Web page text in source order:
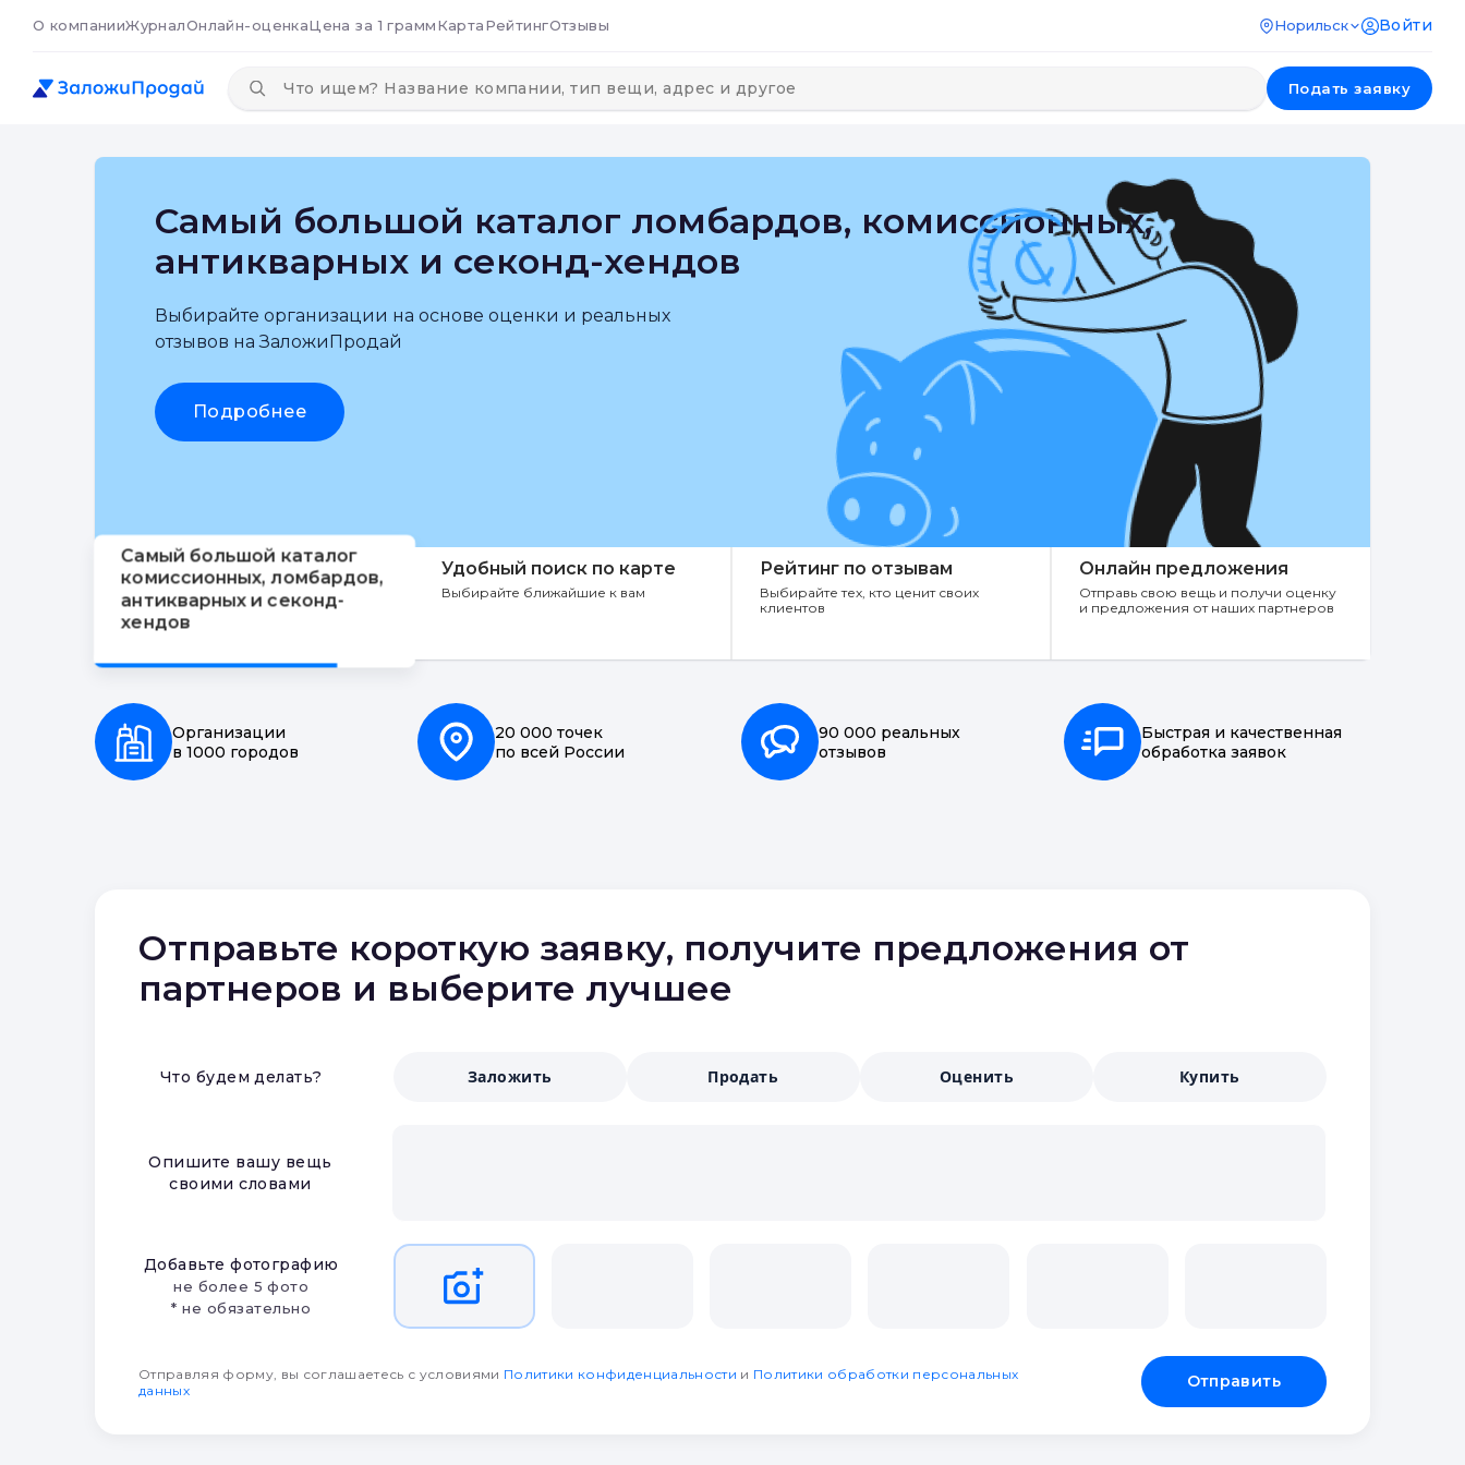
О компанииЖурналОнлайн-оценкаЦена за 1 граммКартаРейтингОтзывы Норильск Войти
Подать заявку
Самый большой каталог ломбардов, комиссионных,
антикварных и секонд-хендов
Выбирайте организации на основе оценки и реальных
отзывов на ЗаложиПродай
Подробнее
Самый большой каталог
комиссионных, ломбардов,
антикварных и секонд-
хендов
Удобный поиск по карте
Выбирайте ближайшие к вам
Рейтинг по отзывам
Выбирайте тех, кто ценит своих
клиентов
Онлайн предложения
Отправь свою вещь и получи оценку
и предложения от наших партнеров
Организации
в 1000 городов
20 000 точек
по всей России
90 000 реальных
отзывов
Быстрая и качественная
обработка заявок
Отправьте короткую заявку, получите предложения от
партнеров и выберите лучшее
Что будем делать? Заложить Продать Оценить Купить
Опишите вашу вещь
своими словами
Добавьте фотографию
не более 5 фото
* не обязательно
Отправляя форму, вы соглашаетесь с условиями Политики конфиденциальности и Политики обработки персональных
данных
Отправить